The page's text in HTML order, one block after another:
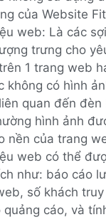
của Website
web: Là các
trưng cho
1 trang web
không có hình
quan đến đèn
hình ảnh
nền của trang
web có thể
như: báo cáo
số khách
cáo, và